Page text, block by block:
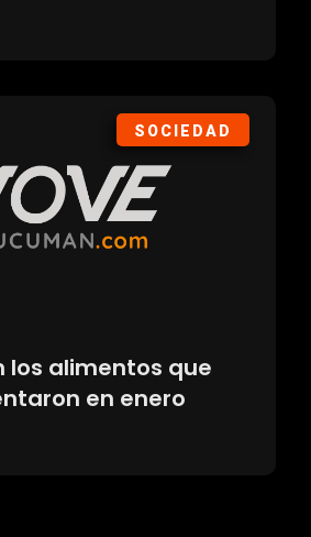
SOCIEDAD
los alimentos que
en enero